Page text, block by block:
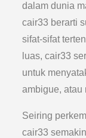
dalam dunia
cair33 berarti
sifat-sifat
luas, cair33
untuk
ambigue, atau
Seiring
cair33